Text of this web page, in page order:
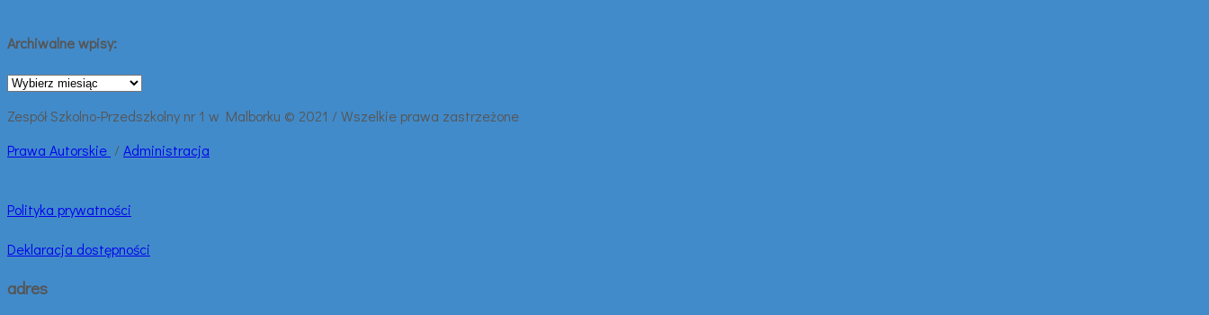
Archiwalne wpisy:
Archiwalne
Zespół Szkolno-Przedszkolny nr 1 w Malborku © 2021 / Wszelkie prawa zastrzeżone
Prawa Autorskie /Administracja
Polityka prywatności
Deklaracja dostępności
adres